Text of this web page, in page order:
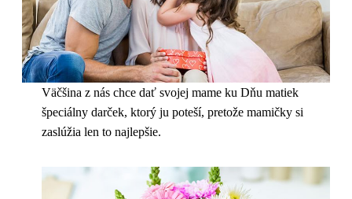
Väčšina z nás chce dať svojej mame ku Dňu matiek
špeciálny darček, ktorý ju poteší, pretože mamičky si
zaslúžia len to najlepšie.